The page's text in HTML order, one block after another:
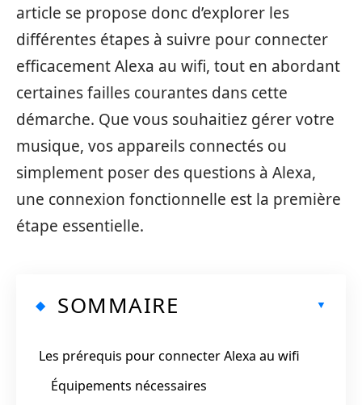
article se propose donc d’explorer les
différentes étapes à suivre pour connecter
efficacement Alexa au wifi, tout en abordant
certaines failles courantes dans cette
démarche. Que vous souhaitiez gérer votre
musique, vos appareils connectés ou
simplement poser des questions à Alexa,
une connexion fonctionnelle est la première
étape essentielle.
SOMMAIRE
Les prérequis pour connecter Alexa au wifi
Équipements nécessaires